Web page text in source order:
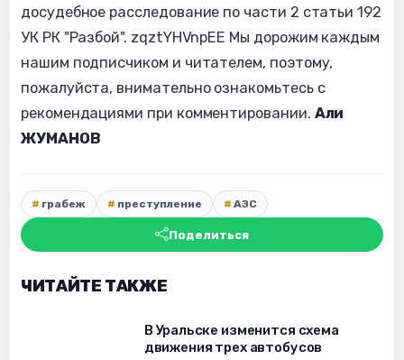
досудебное расследование по части 2 статьи 192
УК РК "Разбой". zqztYHVnpEE Мы дорожим каждым
нашим подписчиком и читателем, поэтому,
пожалуйста, внимательно ознакомьтесь с
рекомендациями при комментировании. Али
ЖУМАНОВ
грабеж преступление АЗС
Поделиться
ЧИТАЙТЕ ТАКЖЕ
В Уральске изменится схема
движения трех автобусов